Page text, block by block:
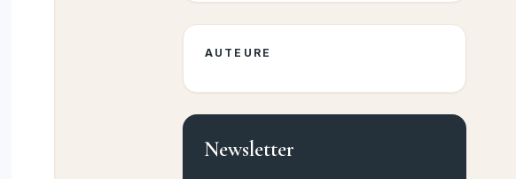
AUTEURE
Newsletter